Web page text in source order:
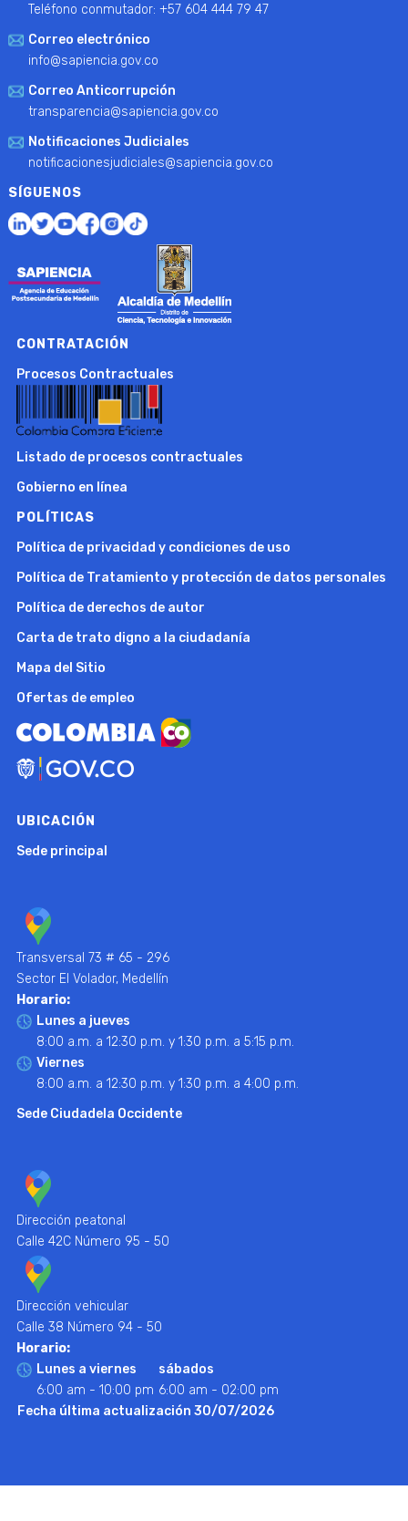
Teléfono conmutador: +57 604 444 79 47
Correo electrónico
info@sapiencia.gov.co
Correo Anticorrupción
transparencia@sapiencia.gov.co
Notificaciones Judiciales
notificacionesjudiciales@sapiencia.gov.co
SÍGUENOS
CONTRATACIÓN
Procesos Contractuales
Listado de procesos contractuales
Gobierno en línea
POLÍTICAS
Política de privacidad y condiciones de uso
Política de Tratamiento y protección de datos personales
Política de derechos de autor
Carta de trato digno a la ciudadanía
Mapa del Sitio
Ofertas de empleo
UBICACIÓN
Sede principal
Transversal 73 # 65 - 296
Sector El Volador, Medellín
Horario:
Lunes a jueves
8:00 a.m. a 12:30 p.m. y 1:30 p.m. a 5:15 p.m.
Viernes
8:00 a.m. a 12:30 p.m. y 1:30 p.m. a 4:00 p.m.
Sede Ciudadela Occidente
Dirección peatonal
Calle 42C Número 95 - 50
Dirección vehicular
Calle 38 Número 94 - 50
Horario:
Lunes a viernes
6:00 am - 10:00 pm
sábados
6:00 am - 02:00 pm
Fecha última actualización 30/07/2026